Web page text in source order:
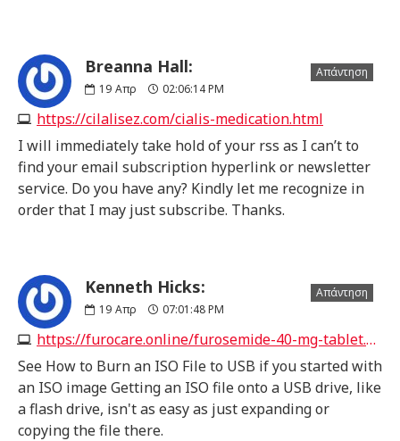
Breanna Hall:
19 Απρ 02:06:14 PM
https://cilalisez.com/cialis-medication.html
Απάντηση
I will immediately take hold of your rss as I can’t to
find your email subscription hyperlink or newsletter
service. Do you have any? Kindly let me recognize in
order that I may just subscribe. Thanks.
Kenneth Hicks:
19 Απρ 07:01:48 PM
https://furocare.online/furosemide-40-mg-tablet.html
Απάντηση
See How to Burn an ISO File to USB if you started with
an ISO image Getting an ISO file onto a USB drive, like
a flash drive, isn't as easy as just expanding or
copying the file there.